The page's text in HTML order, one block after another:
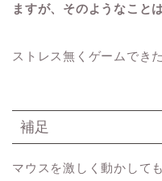
ますが、そのようなこと
ストレス無くゲームでき
補足
マウスを激しく動かして